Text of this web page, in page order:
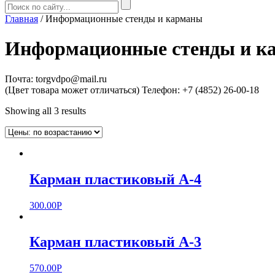
Главная / Информационные стенды и карманы
Информационные стенды и
Почта: torgvdpo@mail.ru
(Цвет товара может отличаться) Телефон: +7 (4852) 26-00-18
Showing all 3 results
Карман пластиковый А-4
300.00Р
Карман пластиковый А-3
570.00Р